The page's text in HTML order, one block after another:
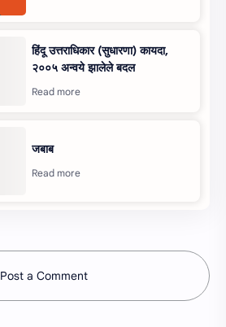
हिंदू उत्तराधिकार (सुधारणा) कायदा,
२००५ अन्‍वये झालेले बदल
जबाब
Post a Comment